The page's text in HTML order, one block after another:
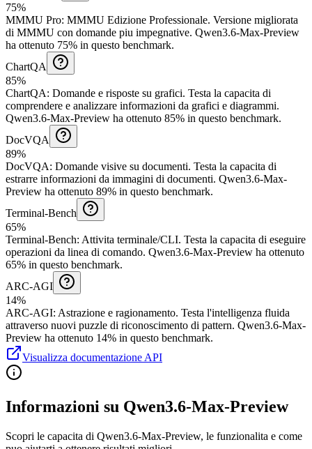
75%
MMMU Pro: MMMU Edizione Professionale. Versione migliorata
di MMMU con domande piu impegnative. Qwen3.6-Max-Preview
ha ottenuto 75% in questo benchmark.
ChartQA
85%
ChartQA: Domande e risposte su grafici. Testa la capacita di
comprendere e analizzare informazioni da grafici e diagrammi.
Qwen3.6-Max-Preview ha ottenuto 85% in questo benchmark.
DocVQA
89%
DocVQA: Domande visive su documenti. Testa la capacita di
estrarre informazioni da immagini di documenti. Qwen3.6-Max-
Preview ha ottenuto 89% in questo benchmark.
Terminal-Bench
65%
Terminal-Bench: Attivita terminale/CLI. Testa la capacita di eseguire
operazioni da linea di comando. Qwen3.6-Max-Preview ha ottenuto
65% in questo benchmark.
ARC-AGI
14%
ARC-AGI: Astrazione e ragionamento. Testa l'intelligenza fluida
attraverso nuovi puzzle di riconoscimento di pattern. Qwen3.6-Max-
Preview ha ottenuto 14% in questo benchmark.
Visualizza documentazione API
Informazioni su Qwen3.6-Max-Preview
Scopri le capacita di Qwen3.6-Max-Preview, le funzionalita e come